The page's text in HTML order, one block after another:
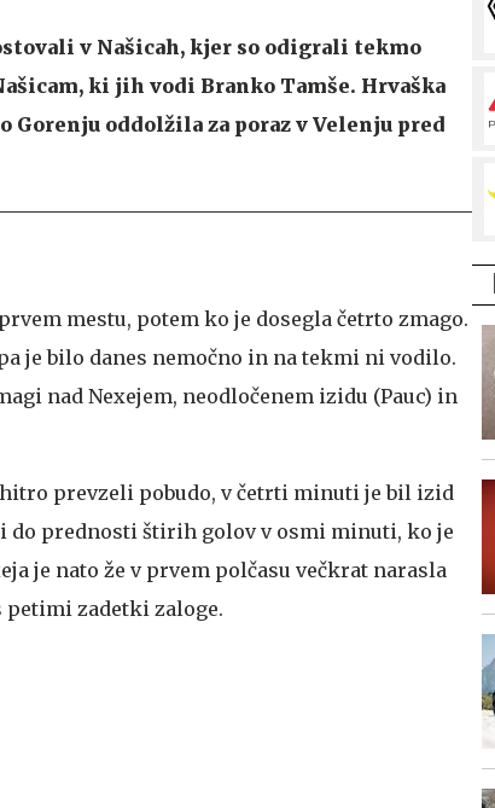
v Našicah, kjer so odigrali tekmo
ki jih vodi Branko Tamše. Hrvaška
Gorenju oddolžila za poraz v Velenju pred
mestu, potem ko je dosegla četrto zmago.
je bilo danes nemočno in na tekmi ni vodilo.
nad Nexejem, neodločenem izidu (Pauc) in
prevzeli pobudo, v četrti minuti je bil izid
do prednosti štirih golov v osmi minuti, ko je
je nato že v prvem polčasu večkrat narasla
petimi zadetki zaloge.